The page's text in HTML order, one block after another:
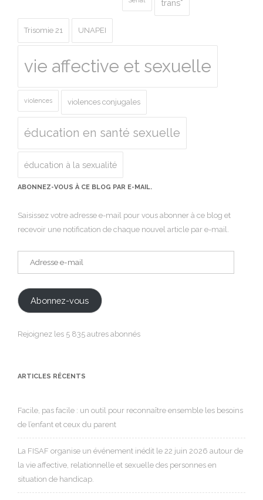
trans*
Trisomie 21 UNAPEI
vie affective et sexuelle
violences violences conjugales
éducation en santé sexuelle
éducation à la sexualité
ABONNEZ-VOUS À CE BLOG PAR E-MAIL.
Saisissez votre adresse e-mail pour vous abonner à ce blog et
recevoir une notification de chaque nouvel article par e-mail.
Adresse
e-
Abonnez-vous
Rejoignez les 5 835 autres abonnés
ARTICLES RÉCENTS
Facile, pas facile : un outil pour reconnaître ensemble les besoins
de l’enfant et ceux du parent
La FISAF organise un événement inédit le 22 juin 2026 autour de
la vie affective, relationnelle et sexuelle des personnes en
situation de handicap.